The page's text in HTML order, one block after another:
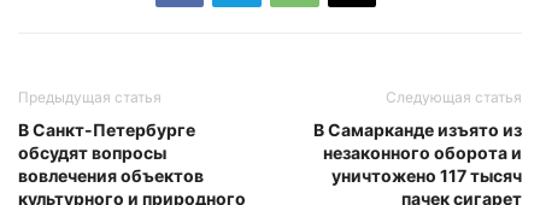
Предыдущая статья
В Санкт-Петербурге
обсудят вопросы
вовлечения объектов
культурного и природного
Следующая статья
В Самарканде изъято из
незаконного оборота и
уничтожено 117 тысяч
пачек сигарет